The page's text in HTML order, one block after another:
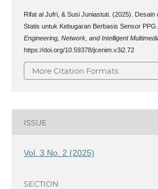
Rifat al Jufri, & Susi Juniastuti. (2025). Desain
Statis untuk Kebugaran Berbasis Sensor PPG.
Engineering, Network, and Intelligent
https://doi.org/10.59378/jcenim.v3i2.72
More Citation Formats
ISSUE
Vol. 3 No. 2 (2025)
SECTION